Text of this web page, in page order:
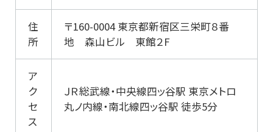
住
所
〒160-0004 東京都新宿区三栄町８番
地 森山ビル 東館２F
ア
ク
セ
ス
ＪＲ総武線・中央線四ッ谷駅 東京メトロ
丸ノ内線・南北線四ッ谷駅 徒歩5分